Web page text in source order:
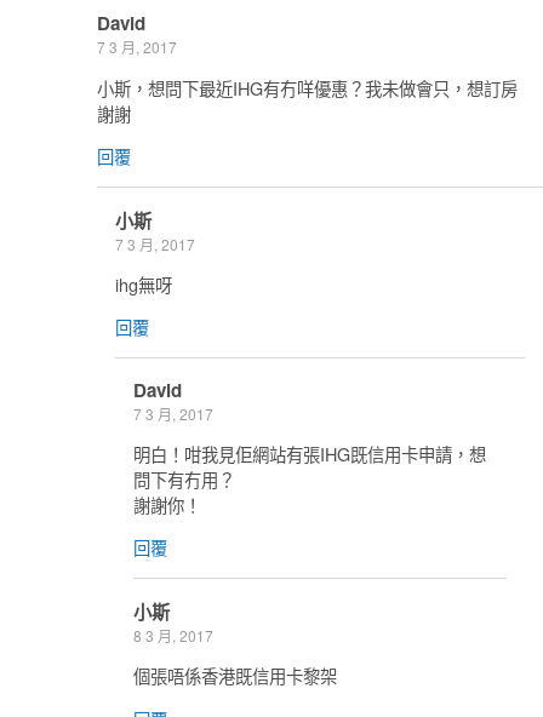
David
7 3 月, 2017
小斯，想問下最近IHG有冇咩優惠？我未做會只，想訂房
謝謝
回覆
小斯
7 3 月, 2017
ihg無呀
回覆
David
7 3 月, 2017
明白！咁我見佢網站有張IHG既信用卡申請，想
問下有冇用？
謝謝你！
回覆
小斯
8 3 月, 2017
個張唔係香港既信用卡黎架